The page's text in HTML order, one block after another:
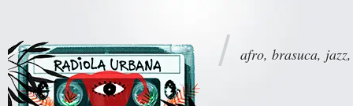
afro, brasuca,